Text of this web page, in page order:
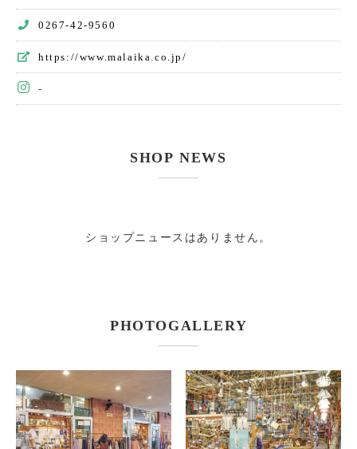
0267-42-9560
https://www.malaika.co.jp/
-
SHOP NEWS
ショップニュースはありません。
PHOTOGALLERY